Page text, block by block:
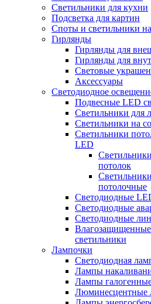
Светильники для кухни
Подсветка для картин
Споты и светильники
Гирлянды
Гирлянды для
Гирлянды для
Световые
Аксессуары
Светодиодное
Подвесные LED
Светильники для
Светильники на
Светильники
LED
потолок
потолочные
Светодиодные
Светодиодные
Светодиодные
светильники
Лампочки
Светодиодная
Лампы
Лампы
Люминесцентные